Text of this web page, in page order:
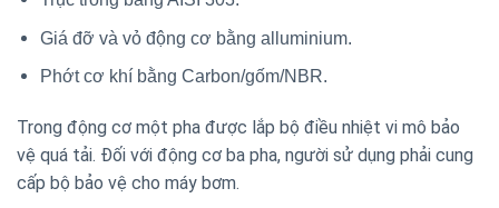
Giá đỡ và vỏ động cơ bằng alluminium.
Phớt cơ khí bằng Carbon/gốm/NBR.
Trong động cơ một pha được lắp bộ điều nhiệt vi mô bảo
vệ quá tải. Đối với động cơ ba pha, người sử dụng phải cung
cấp bộ bảo vệ cho máy bơm.